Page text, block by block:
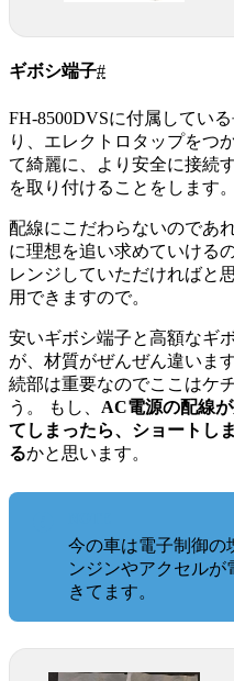
ギボシ端子#
FH-8500DVSに付属してい
り、エレクトロタップをつ
て綺麗に、より安全に接続
を取り付けることをします。
配線にこだわらないのであ
に理想を追い求めていける
レンジしていただければと
用できますので。
安いギボシ端子と高額なギ
が、材質がぜんぜん違いま
続部は重要なのでここはケ
う。 もし、 AC電源の配線
てしまったら、ショートし
るかと思います。
今の車は電子制御の
ンジンやアクセルが
きてます。